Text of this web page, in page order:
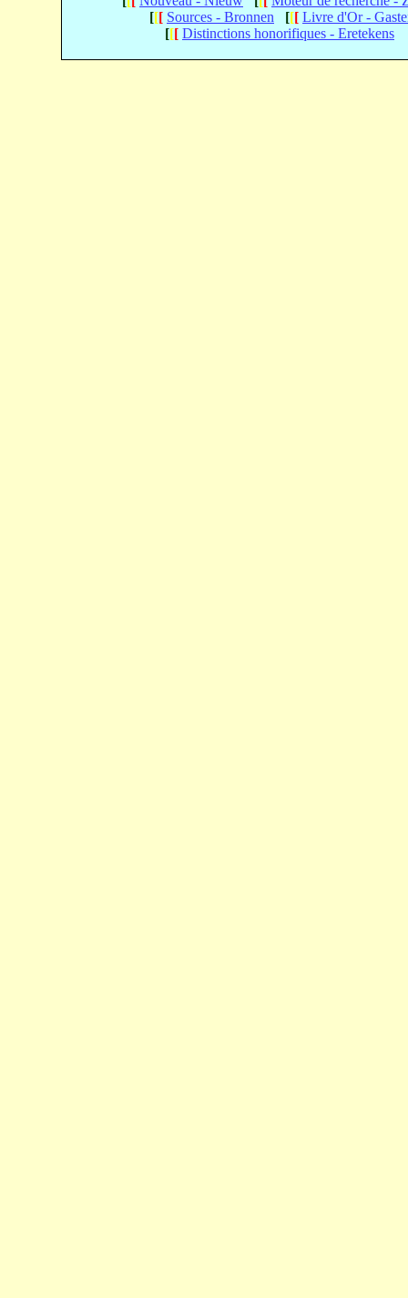
[[[ Sources - Bronnen [[[ Livre d'Or -
[[[ Distinctions honorifiques - Eretekens